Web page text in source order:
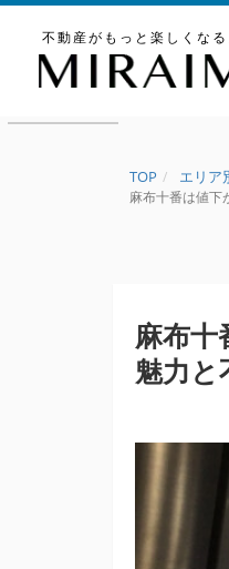
不動産がもっと楽しくな
TOP エリア
麻布十番は値下
麻布十
魅力と